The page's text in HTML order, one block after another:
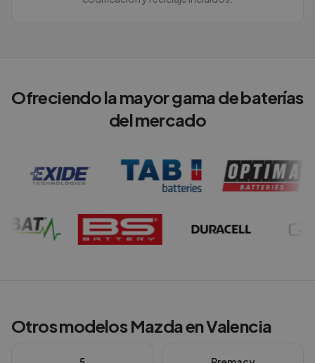
Ofreciendo la mayor gama de baterías
del mercado
Otros modelosMazdaenValencia